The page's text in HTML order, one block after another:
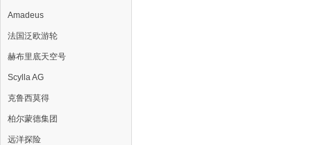
Amadeus
法国泛欧游轮
赫布里底天空号
Scylla AG
克鲁西莫得
柏尔蒙德集团
远洋探险